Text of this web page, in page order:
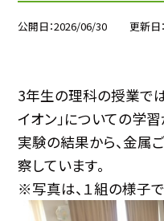
公開日 2026/06/30 更新日
3年生の理科の授業で
イオン」についての学
実験の結果から、金属
察しています。
※写真は、１組の様子で